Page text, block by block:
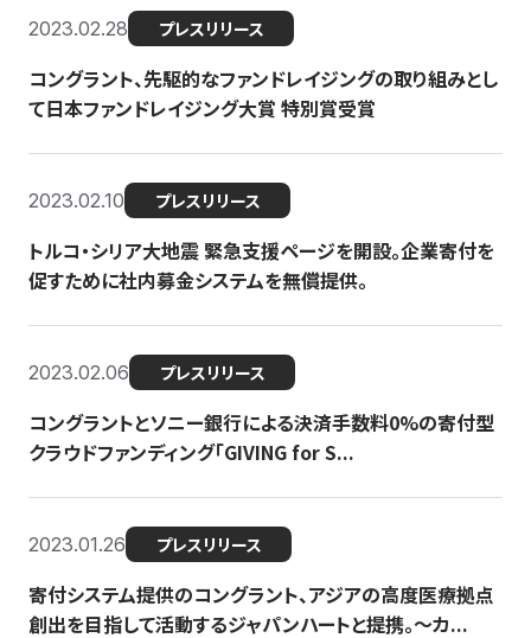
2023.02.28 プレスリリース
コングラント、先駆的なファンドレイジングの取り組みとし
て日本ファンドレイジング大賞 特別賞受賞
2023.02.10 プレスリリース
トルコ・シリア大地震 緊急支援ページを開設。企業寄付を
促すために社内募金システムを無償提供。
2023.02.06 プレスリリース
コングラントとソニー銀行による決済手数料0%の寄付型
クラウドファンディング「GIVING for S...
2023.01.26 プレスリリース
寄付システム提供のコングラント、アジアの高度医療拠点
創出を目指して活動するジャパンハートと提携。〜カ...